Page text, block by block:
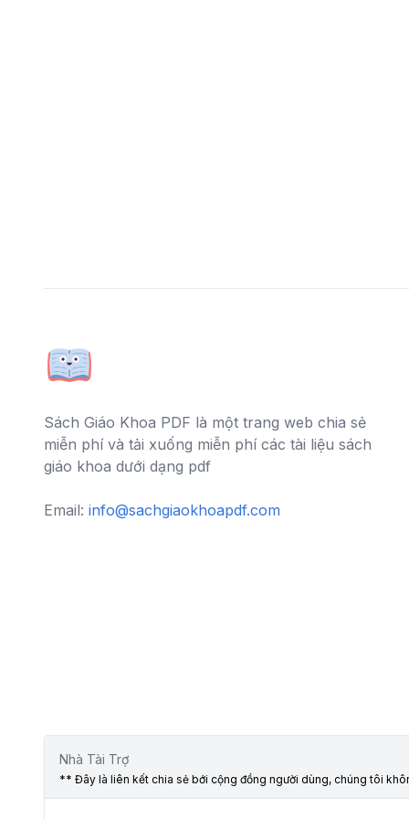
Sách Giáo Khoa PDF là một trang web chia sẻ
miễn phí và tải xuống miễn phí các tài liệu sách
giáo khoa dưới dạng pdf
Email: info@sachgiaokhoapdf.com
Nhà Tài Trợ
** Đây là liên kết chia sẻ bới cộng đồng người dùng, chúng tôi